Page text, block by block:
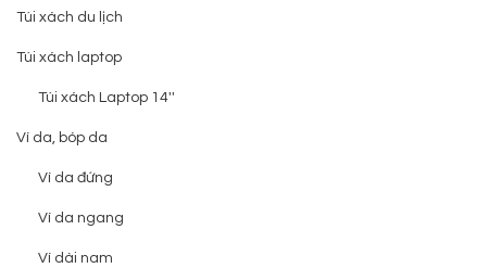
Túi xách du lịch
Túi xách laptop
Túi xách Laptop 14''
Ví da, bóp da
Ví da đứng
Ví da ngang
Ví dài nam